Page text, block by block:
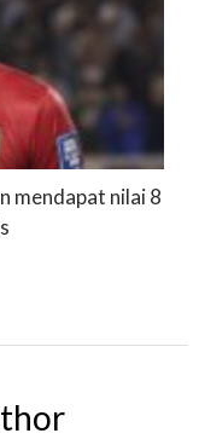
mendapat nilai 8